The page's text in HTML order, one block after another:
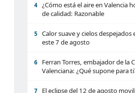
4
¿Cómo está el aire en Valencia
de calidad: Razonable
5
Calor suave y cielos despejados
este 7 de agosto
6
Ferran Torres, embajador de la
Valenciana: ¿Qué supone para
7
El eclipse del 12 de agosto